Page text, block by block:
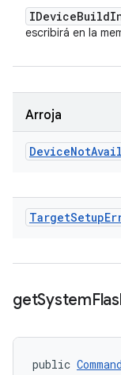
IDeviceBuild
escribirá en la
Arroja
DeviceNot
TargetSetup
getSystem
public